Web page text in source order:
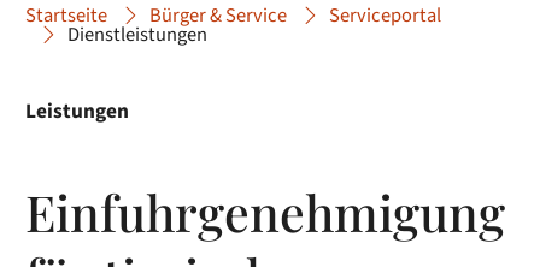
Startseite Bürger & Service Serviceportal
Dienstleistungen
Leistungen
Einfuhrgenehmigung